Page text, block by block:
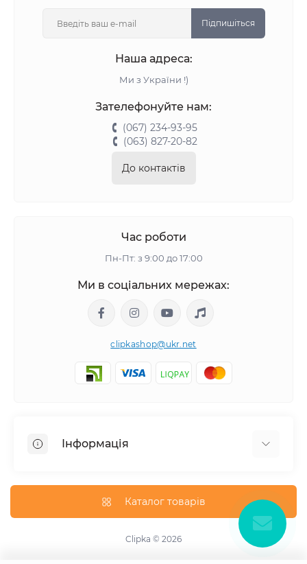
Підпишіться
Наша адреса:
Ми з України !)
Зателефонуйте нам:
(067) 234-93-95
(063) 827-20-82
До контактів
Час роботи
Пн-Пт: з 9:00 до 17:00
Ми в соціальних мережах:
clipkashop@ukr.net
Інформація
Контакти
Каталог товарів
Clipka © 2026